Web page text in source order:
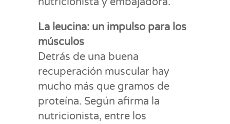
La leucina: un impulso para los
músculos
Detrás de una buena
recuperación muscular hay
mucho más que gramos de
proteína. Según afirma la
nutricionista, entre los